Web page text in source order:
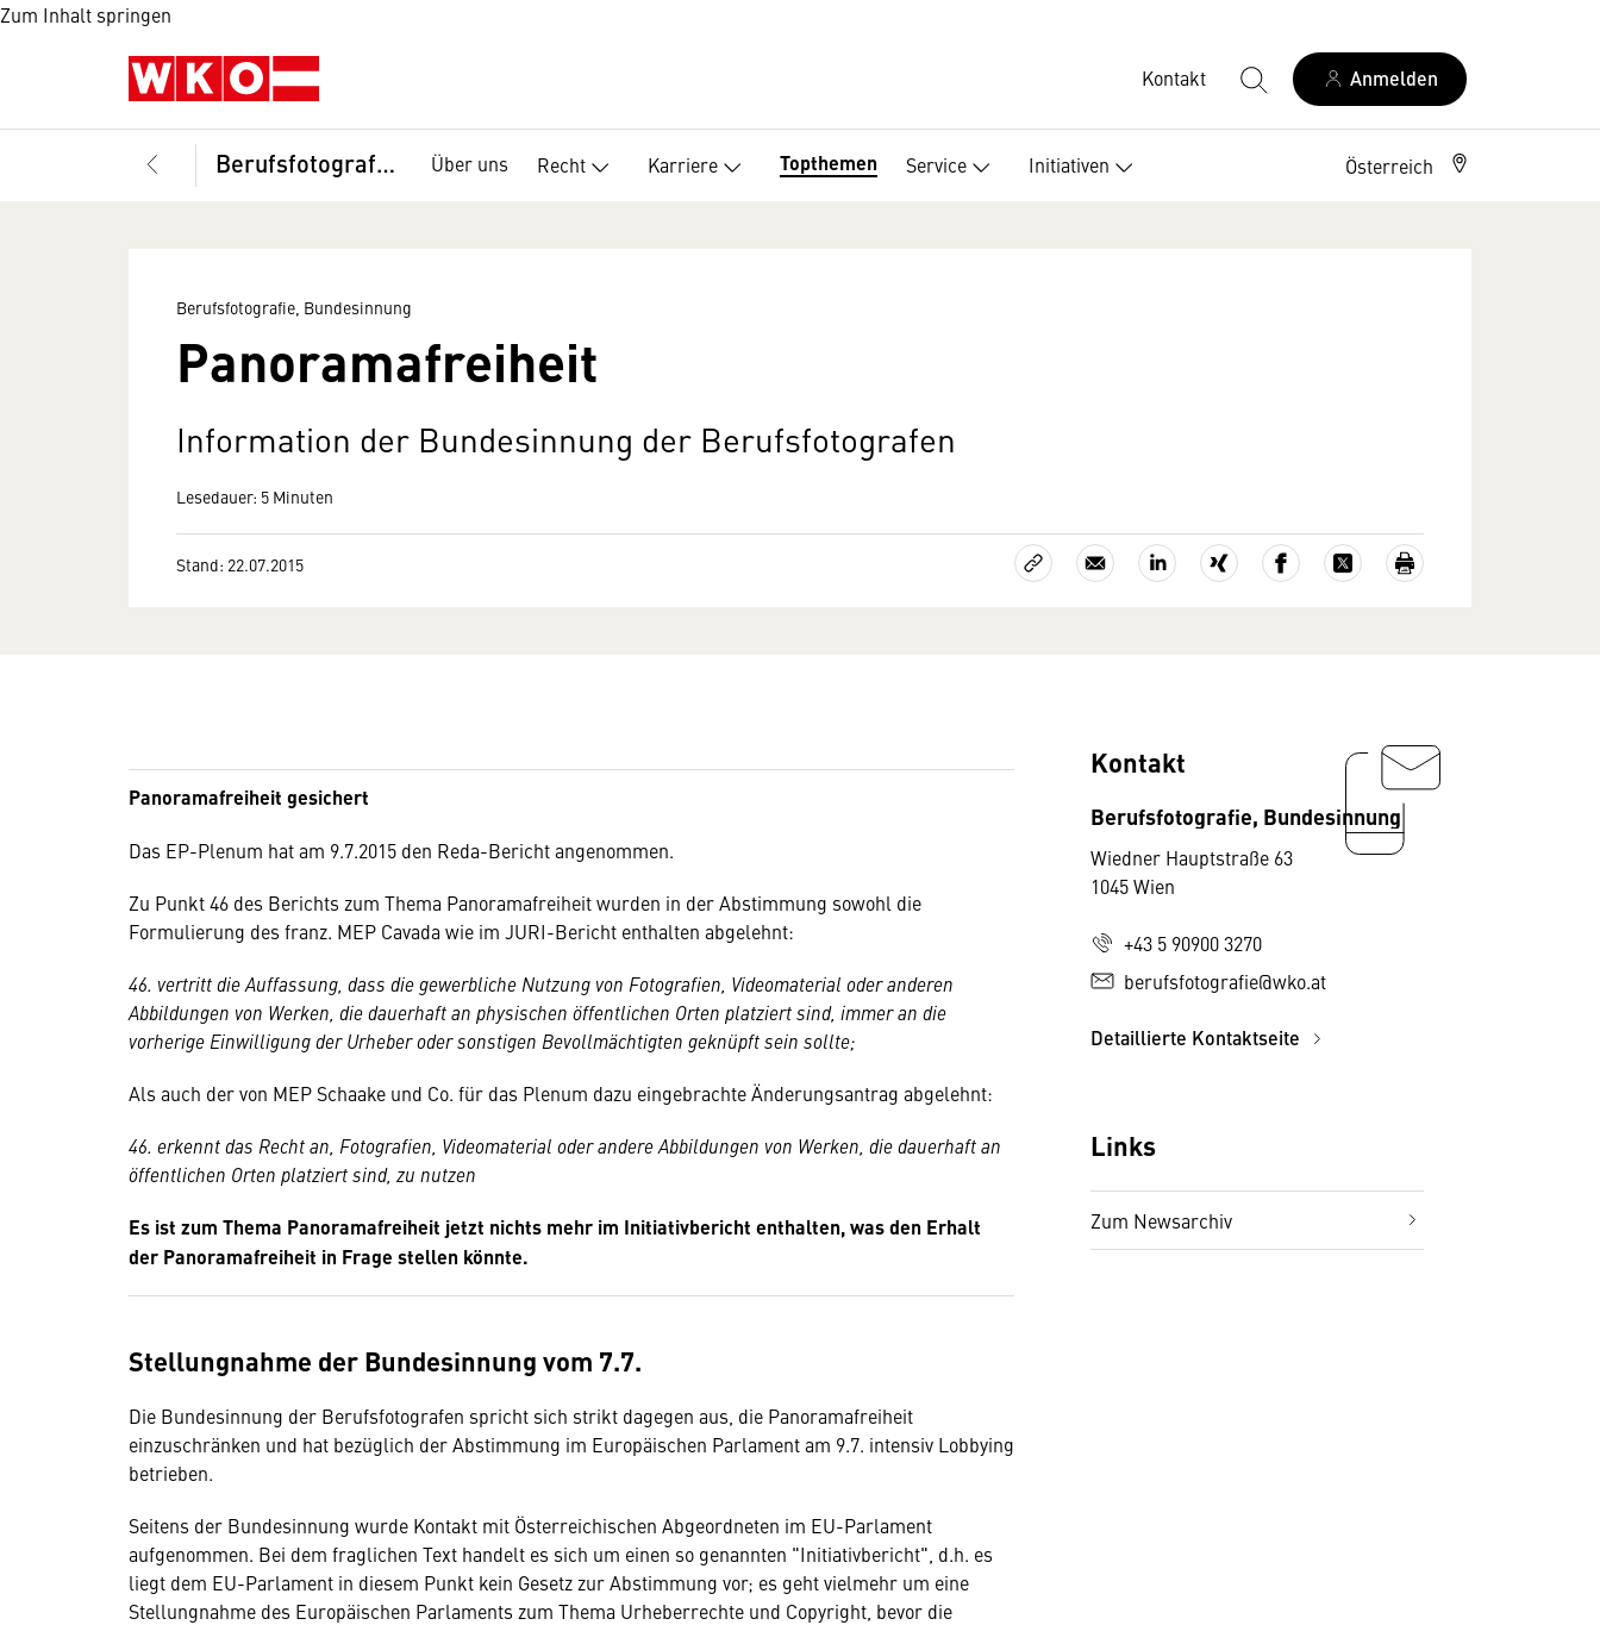
Zum Inhalt springen
Kontakt Anmelden
Berufsfotografie, Bundesinnung Über uns Recht Karriere Topthemen Service Initiativen Österreich
Berufsfotografie, Bundesinnung
Panoramafreiheit
Information der Bundesinnung der Berufsfotografen
Lesedauer: 5 Minuten
Stand: 22.07.2015
Panoramafreiheit gesichert
Das EP-Plenum hat am 9.7.2015 den Reda-Bericht angenommen.
Zu Punkt 46 des Berichts zum Thema Panoramafreiheit wurden in der Abstimmung sowohl die
Formulierung des franz. MEP Cavada wie im JURI-Bericht enthalten abgelehnt:
46. vertritt die Auffassung, dass die gewerbliche Nutzung von Fotografien, Videomaterial oder anderen
Abbildungen von Werken, die dauerhaft an physischen öffentlichen Orten platziert sind, immer an die
vorherige Einwilligung der Urheber oder sonstigen Bevollmächtigten geknüpft sein sollte;
Als auch der von MEP Schaake und Co. für das Plenum dazu eingebrachte Änderungsantrag abgelehnt:
46. erkennt das Recht an, Fotografien, Videomaterial oder andere Abbildungen von Werken, die dauerhaft an
öffentlichen Orten platziert sind, zu nutzen
Es ist zum Thema Panoramafreiheit jetzt nichts mehr im Initiativbericht enthalten, was den Erhalt
der Panoramafreiheit in Frage stellen könnte.
Stellungnahme der Bundesinnung vom 7.7.
Die Bundesinnung der Berufsfotografen spricht sich strikt dagegen aus, die Panoramafreiheit
einzuschränken und hat bezüglich der Abstimmung im Europäischen Parlament am 9.7. intensiv Lobbying
betrieben.
Seitens der Bundesinnung wurde Kontakt mit Österreichischen Abgeordneten im EU-Parlament
aufgenommen. Bei dem fraglichen Text handelt es sich um einen so genannten "Initiativbericht", d.h. es
liegt dem EU-Parlament in diesem Punkt kein Gesetz zur Abstimmung vor; es geht vielmehr um eine
Stellungnahme des Europäischen Parlaments zum Thema Urheberrechte und Copyright, bevor die
Kontakt
Berufsfotografie, Bundesinnung
Wiedner Hauptstraße 63
1045 Wien
+43 5 90900 3270
berufsfotografie@wko.at
Detaillierte Kontaktseite
Links
Zum Newsarchiv